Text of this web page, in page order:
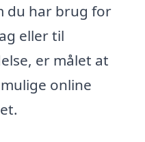
du har brug for
eller til
er målet at
online